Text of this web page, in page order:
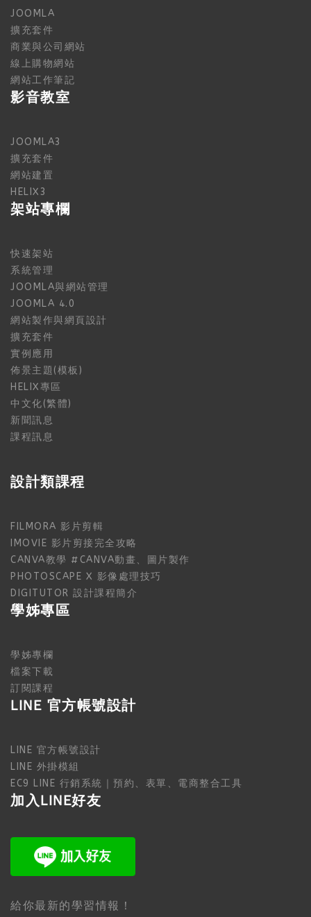
JOOMLA
擴充套件
商業與公司網站
線上購物網站
網站工作筆記
影音教室
JOOMLA3
擴充套件
網站建置
HELIX3
架站專欄
快速架站
系統管理
JOOMLA與網站管理
JOOMLA 4.0
網站製作與網頁設計
擴充套件
實例應用
佈景主題(模板)
HELIX專區
中文化(繁體)
新聞訊息
課程訊息
設計類課程
FILMORA 影片剪輯
IMOVIE 影片剪接完全攻略
CANVA教學 #CANVA動畫、圖片製作
PHOTOSCAPE X 影像處理技巧
DIGITUTOR 設計課程簡介
學姊專區
學姊專欄
檔案下載
訂閱課程
LINE 官方帳號設計
LINE 官方帳號設計
LINE 外掛模組
EC9 LINE 行銷系統｜預約、表單、電商整合工具
加入LINE好友
給你最新的學習情報！